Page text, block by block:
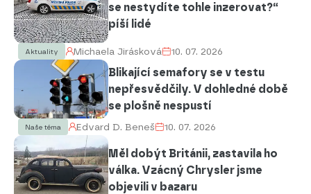
se nestydíte tohle inzerovat?“
píší lidé
Aktuality Michaela Jirásková 10. 07. 2026
Blikající semafory se v testu
nepřesvědčily. V dohledné době
se plošně nespustí
Naše téma Edvard D. Beneš 10. 07. 2026
Měl dobýt Británii, zastavila ho
válka. Vzácný Chrysler jsme
objevili v bazaru